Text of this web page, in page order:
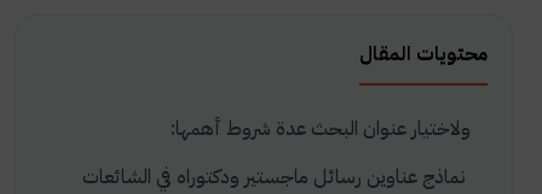
محتويات المقال
ولاختيار عنوان البحث عدة شروط أهمها:
نماذج عناوين رسائل ماجستير ودكتوراه في الشائعات